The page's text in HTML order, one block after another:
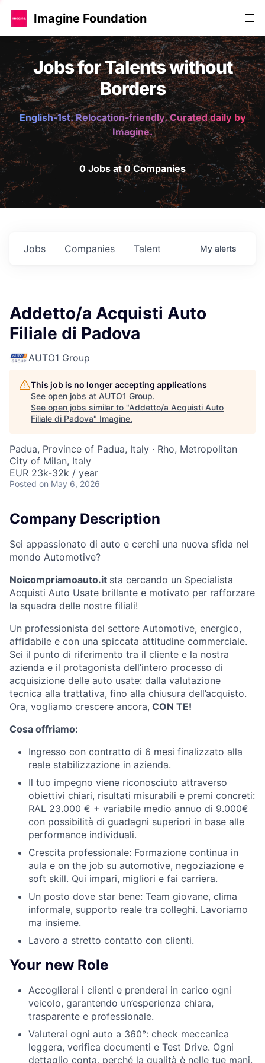
Imagine Foundation
Jobs for Talents without
Borders
English-1st. Relocation-friendly. Curated daily by
Imagine.
0 Jobs at 0 Companies
Jobs Companies Talent My alerts
Addetto/a Acquisti Auto
Filiale di Padova
AUTO1 Group
This job is no longer accepting applications
See open jobs at AUTO1 Group.
See open jobs similar to "Addetto/a Acquisti Auto
Filiale di Padova" Imagine.
Padua, Province of Padua, Italy · Rho, Metropolitan
City of Milan, Italy
EUR 23k-32k / year
Posted on May 6, 2026
Company Description
Sei appassionato di auto e cerchi una nuova sfida nel
mondo Automotive?
Noicompriamoauto.it sta cercando un Specialista
Acquisti Auto Usate brillante e motivato per rafforzare
la squadra delle nostre filiali!
Un professionista del settore Automotive, energico,
affidabile e con una spiccata attitudine commerciale.
Sei il punto di riferimento tra il cliente e la nostra
azienda e il protagonista dell’intero processo di
acquisizione delle auto usate: dalla valutazione
tecnica alla trattativa, fino alla chiusura dell’acquisto.
Ora, vogliamo crescere ancora, CON TE!
Cosa offriamo:
Ingresso con contratto di 6 mesi finalizzato alla
reale stabilizzazione in azienda.
Il tuo impegno viene riconosciuto attraverso
obiettivi chiari, risultati misurabili e premi concreti:
RAL 23.000 € + variabile medio annuo di 9.000€
con possibilità di guadagni superiori in base alle
performance individuali.
Crescita professionale: Formazione continua in
aula e on the job su automotive, negoziazione e
soft skill. Qui impari, migliori e fai carriera.
Un posto dove star bene: Team giovane, clima
informale, supporto reale tra colleghi. Lavoriamo
ma insieme.
Lavoro a stretto contatto con clienti.
Your new Role
Accoglierai i clienti e prenderai in carico ogni
veicolo, garantendo un’esperienza chiara,
trasparente e professionale.
Valuterai ogni auto a 360°: check meccanica
leggera, verifica documenti e Test Drive. Ogni
dettaglio conta, perché la qualità è nelle tue mani.